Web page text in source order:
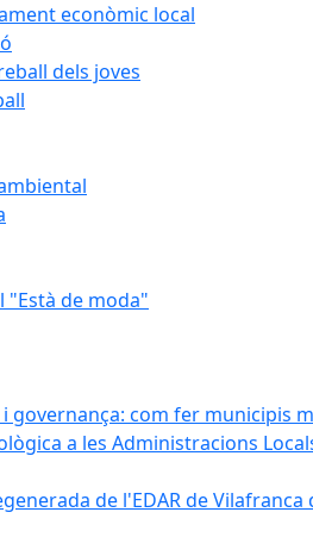
econòmic local
dels joves
"Està de moda"
i governança: com fer municipis
a les Administracions
de l'EDAR de Vilafranca